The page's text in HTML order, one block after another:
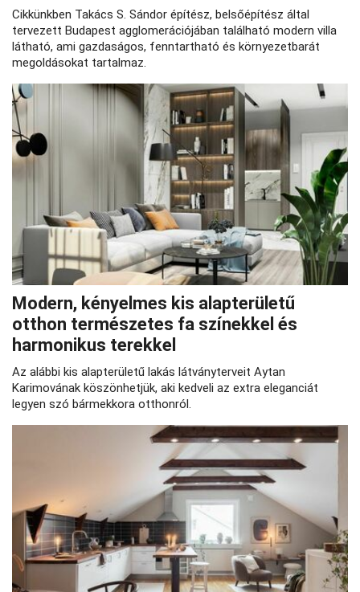
Cikkünkben Takács S. Sándor építész, belsőépítész által
tervezett Budapest agglomerációjában található modern villa
látható, ami gazdaságos, fenntartható és környezetbarát
megoldásokat tartalmaz.
Modern, kényelmes kis alapterületű
otthon természetes fa színekkel és
harmonikus terekkel
Az alábbi kis alapterületű lakás látványterveit Aytan
Karimovának köszönhetjük, aki kedveli az extra eleganciát
legyen szó bármekkora otthonról.